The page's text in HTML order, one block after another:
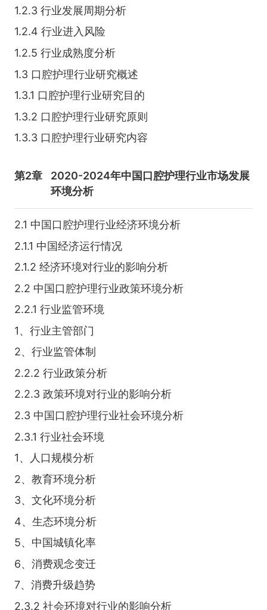
1.2.3 行业发展周期分析
1.2.4 行业进入风险
1.2.5 行业成熟度分析
1.3 口腔护理行业研究概述
1.3.1 口腔护理行业研究目的
1.3.2 口腔护理行业研究原则
1.3.3 口腔护理行业研究内容
第2章
2020-2024年中国口腔护理行业市场发展
环境分析
2.1 中国口腔护理行业经济环境分析
2.1.1 中国经济运行情况
2.1.2 经济环境对行业的影响分析
2.2 中国口腔护理行业政策环境分析
2.2.1 行业监管环境
1、行业主管部门
2、行业监管体制
2.2.2 行业政策分析
2.2.3 政策环境对行业的影响分析
2.3 中国口腔护理行业社会环境分析
2.3.1 行业社会环境
1、人口规模分析
2、教育环境分析
3、文化环境分析
4、生态环境分析
5、中国城镇化率
6、消费观念变迁
7、消费升级趋势
2.3.2 社会环境对行业的影响分析